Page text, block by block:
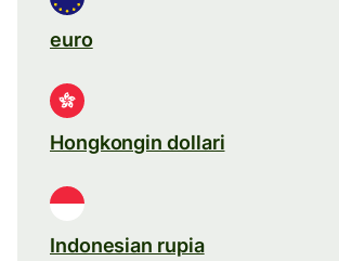
euro
Hongkongin dollari
Indonesian rupia